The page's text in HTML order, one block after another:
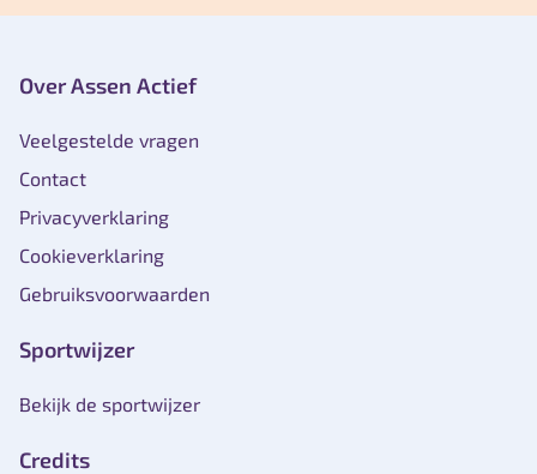
Over Assen Actief
Veelgestelde vragen
Contact
Privacyverklaring
Cookieverklaring
Gebruiksvoorwaarden
Sportwijzer
Bekijk de sportwijzer
Credits